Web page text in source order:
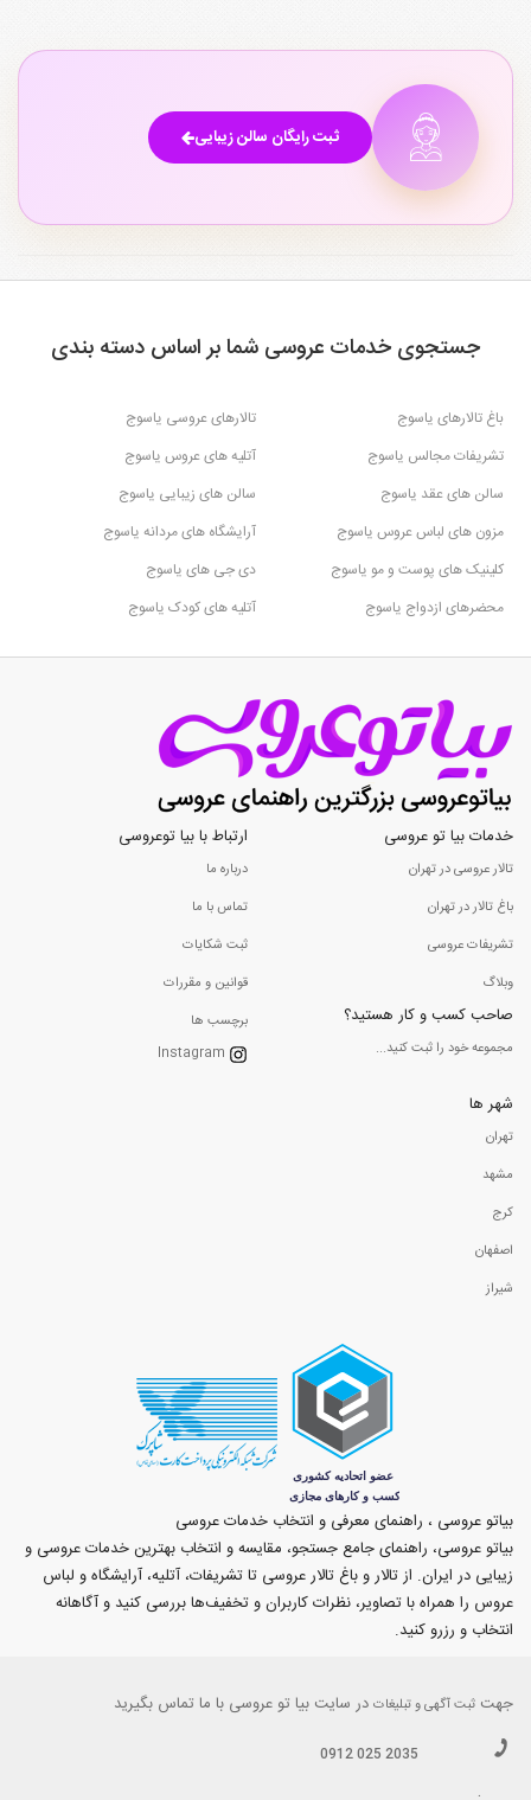
ثبت رایگان سالن زیبایی
جستجوی خدمات عروسی شما بر اساس دسته بندی
باغ تالارهای یاسوج
تالارهای عروسی یاسوج
تشریفات مجالس یاسوج
آتلیه های عروس یاسوج
سالن های عقد یاسوج
سالن های زیبایی یاسوج
مزون های لباس عروس یاسوج
آرایشگاه های مردانه یاسوج
کلینیک های پوست و مو یاسوج
دی جی های یاسوج
محضرهای ازدواج یاسوج
آتلیه های کودک یاسوج
خدمات بیا تو عروسی
تالار عروسی در تهران
باغ تالار در تهران
تشریفات عروسی
وبلاگ
صاحب کسب و کار هستید؟
مجموعه خود را ثبت کنید...
ارتباط با بیا توعروسی
درباره ما
تماس با ما
ثبت شکایات
قوانین و مقررات
برچسب ها
Instagram
شهر ها
تهران
مشهد
کرج
اصفهان
شیراز
بیاتو عروسی ، راهنمای معرفی و انتخاب خدمات عروسی
بیاتو عروسی، راهنمای جامع جستجو، مقایسه و انتخاب بهترین خدمات عروسی و
زیبایی در ایران. از تالار و باغ تالار عروسی تا تشریفات، آتلیه، آرایشگاه و لباس
عروس را همراه با تصاویر، نظرات کاربران و تخفیف‌ها بررسی کنید و آگاهانه
انتخاب و رزرو کنید.
جهت ثبت آگهی و تبلیغات در سایت بیا تو عروسی با ما تماس بگیرید
0912 025 2035
.